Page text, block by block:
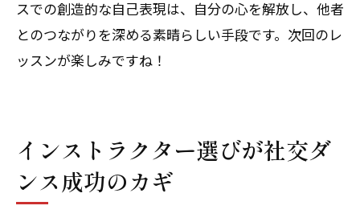
スでの創造的な自己表現は、自分の心を解放し、他者
とのつながりを深める素晴らしい手段です。次回のレ
ッスンが楽しみですね！
インストラクター選びが社交ダ
ンス成功のカギ
体験レッスン後、その場でご入会で1,000円引！
無料体験レッスンはこちらから
体験レッスン後、その場でご入会で1,000円引！
無料体験レッスンはこちらから